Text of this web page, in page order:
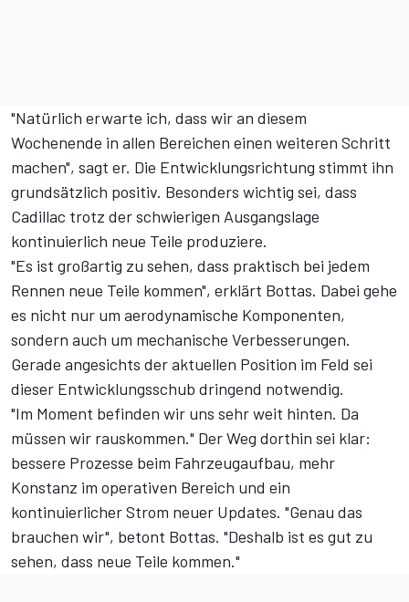
"Natürlich erwarte ich, dass wir an diesem
Wochenende in allen Bereichen einen weiteren Schritt
machen", sagt er. Die Entwicklungsrichtung stimmt ihn
grundsätzlich positiv. Besonders wichtig sei, dass
Cadillac trotz der schwierigen Ausgangslage
kontinuierlich neue Teile produziere.
"Es ist großartig zu sehen, dass praktisch bei jedem
Rennen neue Teile kommen", erklärt Bottas. Dabei gehe
es nicht nur um aerodynamische Komponenten,
sondern auch um mechanische Verbesserungen.
Gerade angesichts der aktuellen Position im Feld sei
dieser Entwicklungsschub dringend notwendig.
"Im Moment befinden wir uns sehr weit hinten. Da
müssen wir rauskommen." Der Weg dorthin sei klar:
bessere Prozesse beim Fahrzeugaufbau, mehr
Konstanz im operativen Bereich und ein
kontinuierlicher Strom neuer Updates. "Genau das
brauchen wir", betont Bottas. "Deshalb ist es gut zu
sehen, dass neue Teile kommen."